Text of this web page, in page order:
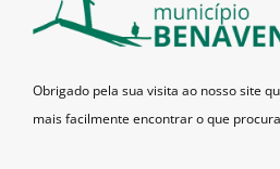
Obrigado pela sua visita ao nosso site
mais facilmente encontrar o que